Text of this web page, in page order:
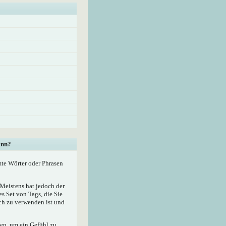
Wörter oder Phrasen
hat jedoch der
Set von Tags, die Sie
zu verwenden ist und